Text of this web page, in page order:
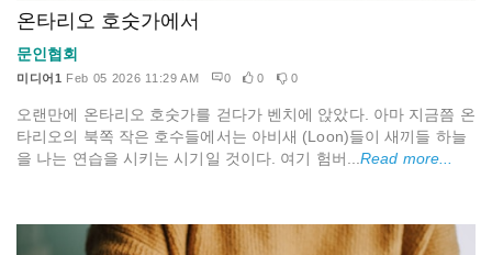
온타리오 호숫가에서
문인협회
미디어1 Feb 05 2026 11:29 AM 0 0 0
오랜만에 온타리오 호숫가를 걷다가 벤치에 앉았다. 아마 지금쯤 온
타리오의 북쪽 작은 호수들에서는 아비새 (Loon)들이 새끼들 하늘
을 나는 연습을 시키는 시기일 것이다. 여기 험버...Read more...